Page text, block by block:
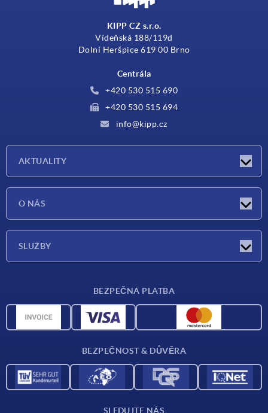
KIPP CZ s.r.o.
Vídeňská 188/119d
Dolní Heršpice 619 00 Brno
Centrála
+420 530 515 690
+420 530 515 694
info@kipp.cz
AKTUALITY
O NÁS
SLUŽBY
CAD data
BEZPEČNÁ PLATBA
BEZPEČNOST & DŮVĚRA
SLEDUJTE NÁS